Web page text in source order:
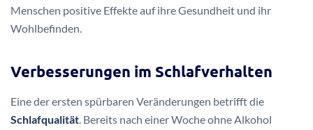
Menschen positive Effekte auf ihre Gesundheit und ihr
Wohlbefinden.
Verbesserungen im Schlafverhalten
Eine der ersten spürbaren Veränderungen betrifft die
Schlafqualität. Bereits nach einer Woche ohne Alkohol